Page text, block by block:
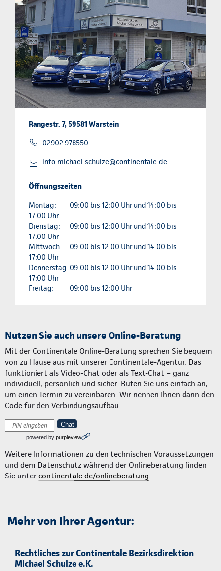
Rangestr. 7, 59581 Warstein
02902 978550
info.michael.schulze@continentale.de
Öffnungszeiten
Montag:
09:00 bis 12:00 Uhr und 14:00 bis
17:00 Uhr
Dienstag:
09:00 bis 12:00 Uhr und 14:00 bis
17:00 Uhr
Mittwoch:
09:00 bis 12:00 Uhr und 14:00 bis
17:00 Uhr
Donnerstag: 09:00 bis 12:00 Uhr und 14:00 bis
17:00 Uhr
Freitag:
09:00 bis 12:00 Uhr
Nutzen Sie auch unsere Online-Beratung
Mit der Continentale Online-Beratung sprechen Sie bequem
von zu Hause aus mit unserer Continentale-Agentur. Das
funktioniert als Video-Chat oder als Text-Chat – ganz
individuell, persönlich und sicher. Rufen Sie uns einfach an,
um einen Termin zu vereinbaren. Wir nennen Ihnen dann den
Code für den Verbindungsaufbau.
Chat
powered by purpleview
Weitere Informationen zu den technischen Voraussetzungen
und dem Datenschutz während der Onlineberatung finden
Sie unter continentale.de/onlineberatung
Mehr von Ihrer Agentur:
Rechtliches zur Continentale Bezirksdirektion
Michael Schulze e.K.